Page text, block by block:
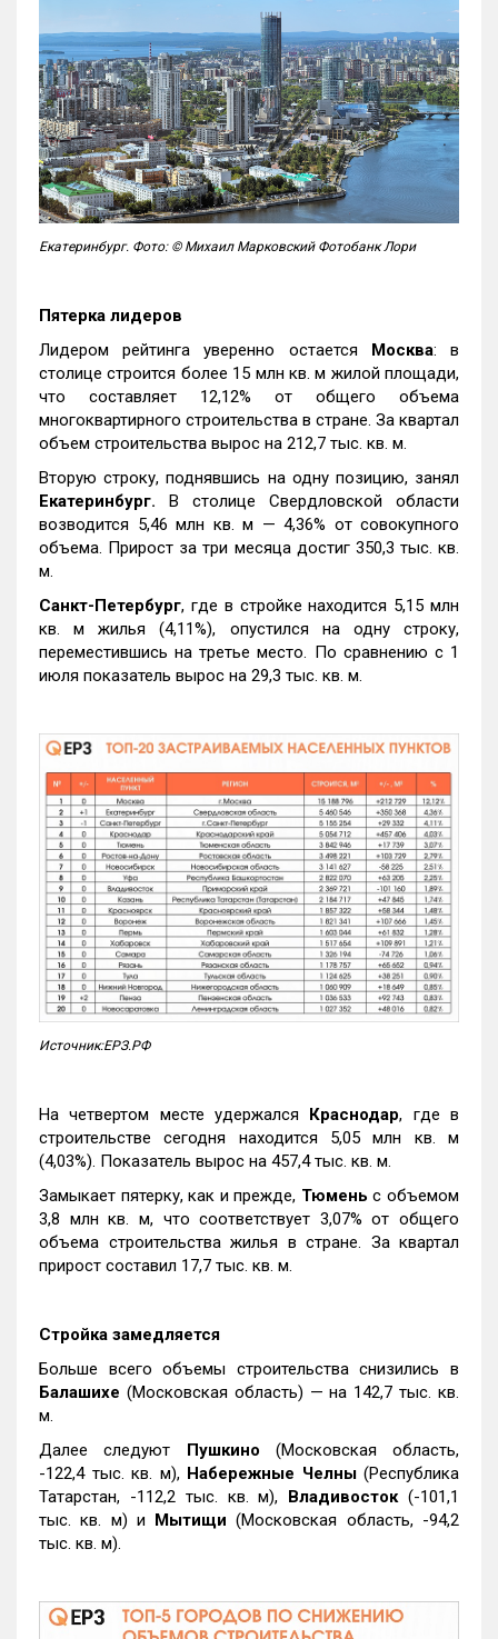
Екатеринбург. Фото: © Михаил Марковский Фотобанк Лори
Пятерка лидеров
Лидером рейтинга уверенно остается Москва: в
столице строится более 15 млн кв. м жилой площади,
что составляет 12,12% от общего объема
многоквартирного строительства в стране. За квартал
объем строительства вырос на 212,7 тыс. кв. м.
Вторую строку, поднявшись на одну позицию, занял
Екатеринбург. В столице Свердловской области
возводится 5,46 млн кв. м — 4,36% от совокупного
объема. Прирост за три месяца достиг 350,3 тыс. кв.
м.
Санкт-Петербург, где в стройке находится 5,15 млн
кв. м жилья (4,11%), опустился на одну строку,
переместившись на третье место. По сравнению с 1
июля показатель вырос на 29,3 тыс. кв. м.
Источник:ЕРЗ.РФ
На четвертом месте удержался Краснодар, где в
строительстве сегодня находится 5,05 млн кв. м
(4,03%). Показатель вырос на 457,4 тыс. кв. м.
Замыкает пятерку, как и прежде, Тюмень с объемом
3,8 млн кв. м, что соответствует 3,07% от общего
объема строительства жилья в стране. За квартал
прирост составил 17,7 тыс. кв. м.
Стройка замедляется
Больше всего объемы строительства снизились в
Балашихе (Московская область) — на 142,7 тыс. кв.
м.
Далее следуют Пушкино (Московская область,
-122,4 тыс. кв. м), Набережные Челны(Республика
Татарстан, -112,2 тыс. кв. м), Владивосток(-101,1
тыс. кв. м) и Мытищи (Московская область, -94,2
тыс. кв. м).